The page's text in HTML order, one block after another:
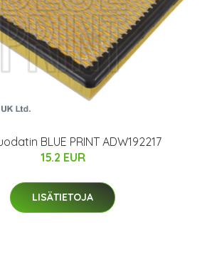
BLUE PRINT ADW192217
15.2 EUR
LISÄTIETOJA